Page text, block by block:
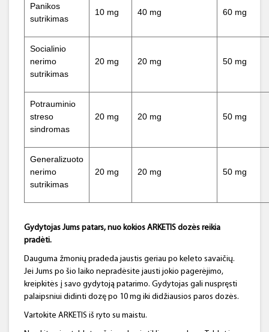
Panikos
sutrikimas
10 mg 40 mg 60 mg
Socialinio
nerimo
sutrikimas
20 mg 20 mg 50 mg
Potrauminio
streso
sindromas
20 mg 20 mg 50 mg
Generalizuoto
nerimo
sutrikimas
20 mg 20 mg 50 mg
Gydytojas Jums patars, nuo kokios ARKETIS dozės reikia
pradėti.
Dauguma žmonių pradeda jaustis geriau po keleto savaičių.
Jei Jums po šio laiko nepradėsite jausti jokio pagerėjimo,
kreipkitės į savo gydytoją patarimo. Gydytojas gali nuspręsti
palaipsniui didinti dozę po 10 mg iki didžiausios paros dozės.
Vartokite ARKETIS iš ryto su maistu.